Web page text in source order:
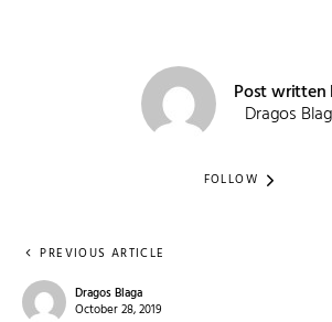
Post written
Dragos
FOLLOW
PREVIOUS ARTICLE
Dragos Blaga
October 28, 2019